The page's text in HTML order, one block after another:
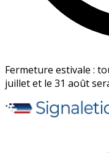
Fermeture estivale :
juillet et le 31 août